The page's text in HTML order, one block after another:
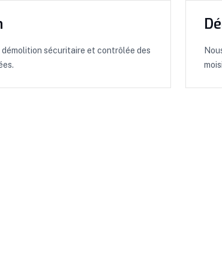
démolition sécuritaire et contrôlée des